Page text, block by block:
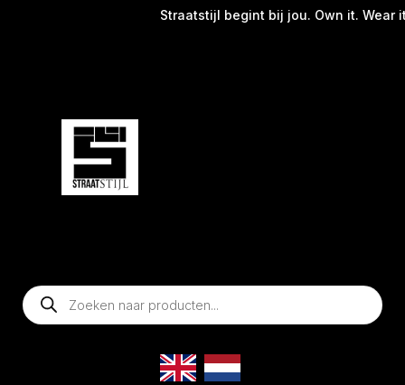
Straatstijl begint bij jou. Own it. Wear it.
Producten
zoeken